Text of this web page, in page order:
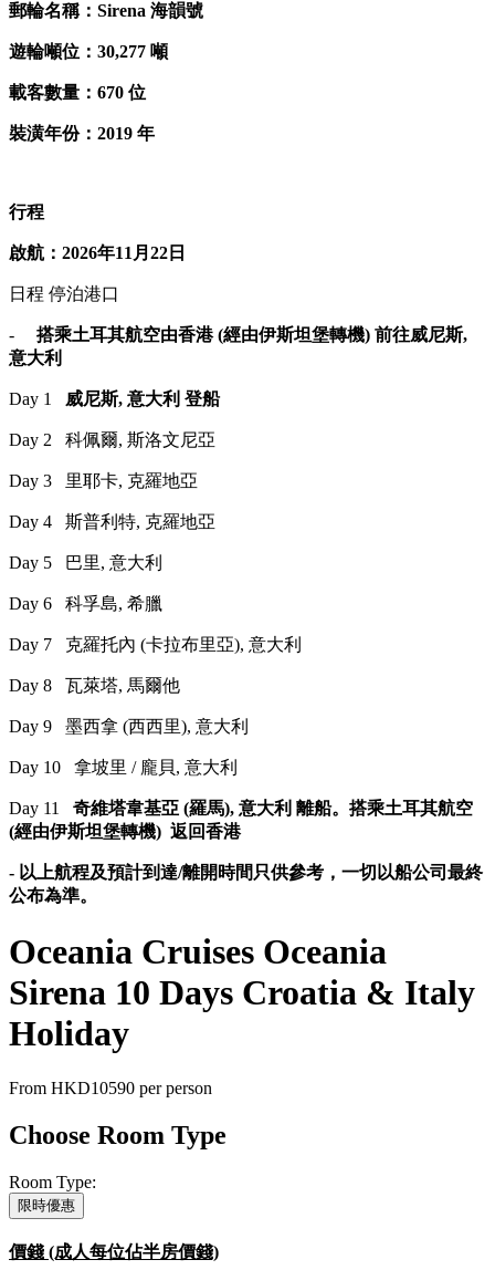
郵輪名稱：Sirena 海韻號
遊輪噸位：30,277 噸
載客數量：670 位
裝潢年份：2019 年
行程
啟航：2026年11月22日
日程 停泊港口
- 搭乘土耳其航空由香港 (經由伊斯坦堡轉機) 前往威尼斯,
意大利
Day 1 威尼斯, 意大利 登船
Day 2 科佩爾, 斯洛文尼亞
Day 3 里耶卡, 克羅地亞
Day 4 斯普利特, 克羅地亞
Day 5 巴里, 意大利
Day 6 科孚島, 希臘
Day 7 克羅托內 (卡拉布里亞), 意大利
Day 8 瓦萊塔, 馬爾他
Day 9 墨西拿 (西西里), 意大利
Day 10 拿坡里 / 龐貝, 意大利
Day 11 奇維塔韋基亞 (羅馬), 意大利 離船。搭乘土耳其航空
(經由伊斯坦堡轉機) 返回香港
- 以上航程及預計到達/離開時間只供參考，一切以船公司最終
公布為準。
Oceania Cruises Oceania
Sirena 10 Days Croatia & Italy
Holiday
From HKD10590 per person
Choose Room Type
Room Type:
限時優惠
價錢 (成人每位佔半房價錢)